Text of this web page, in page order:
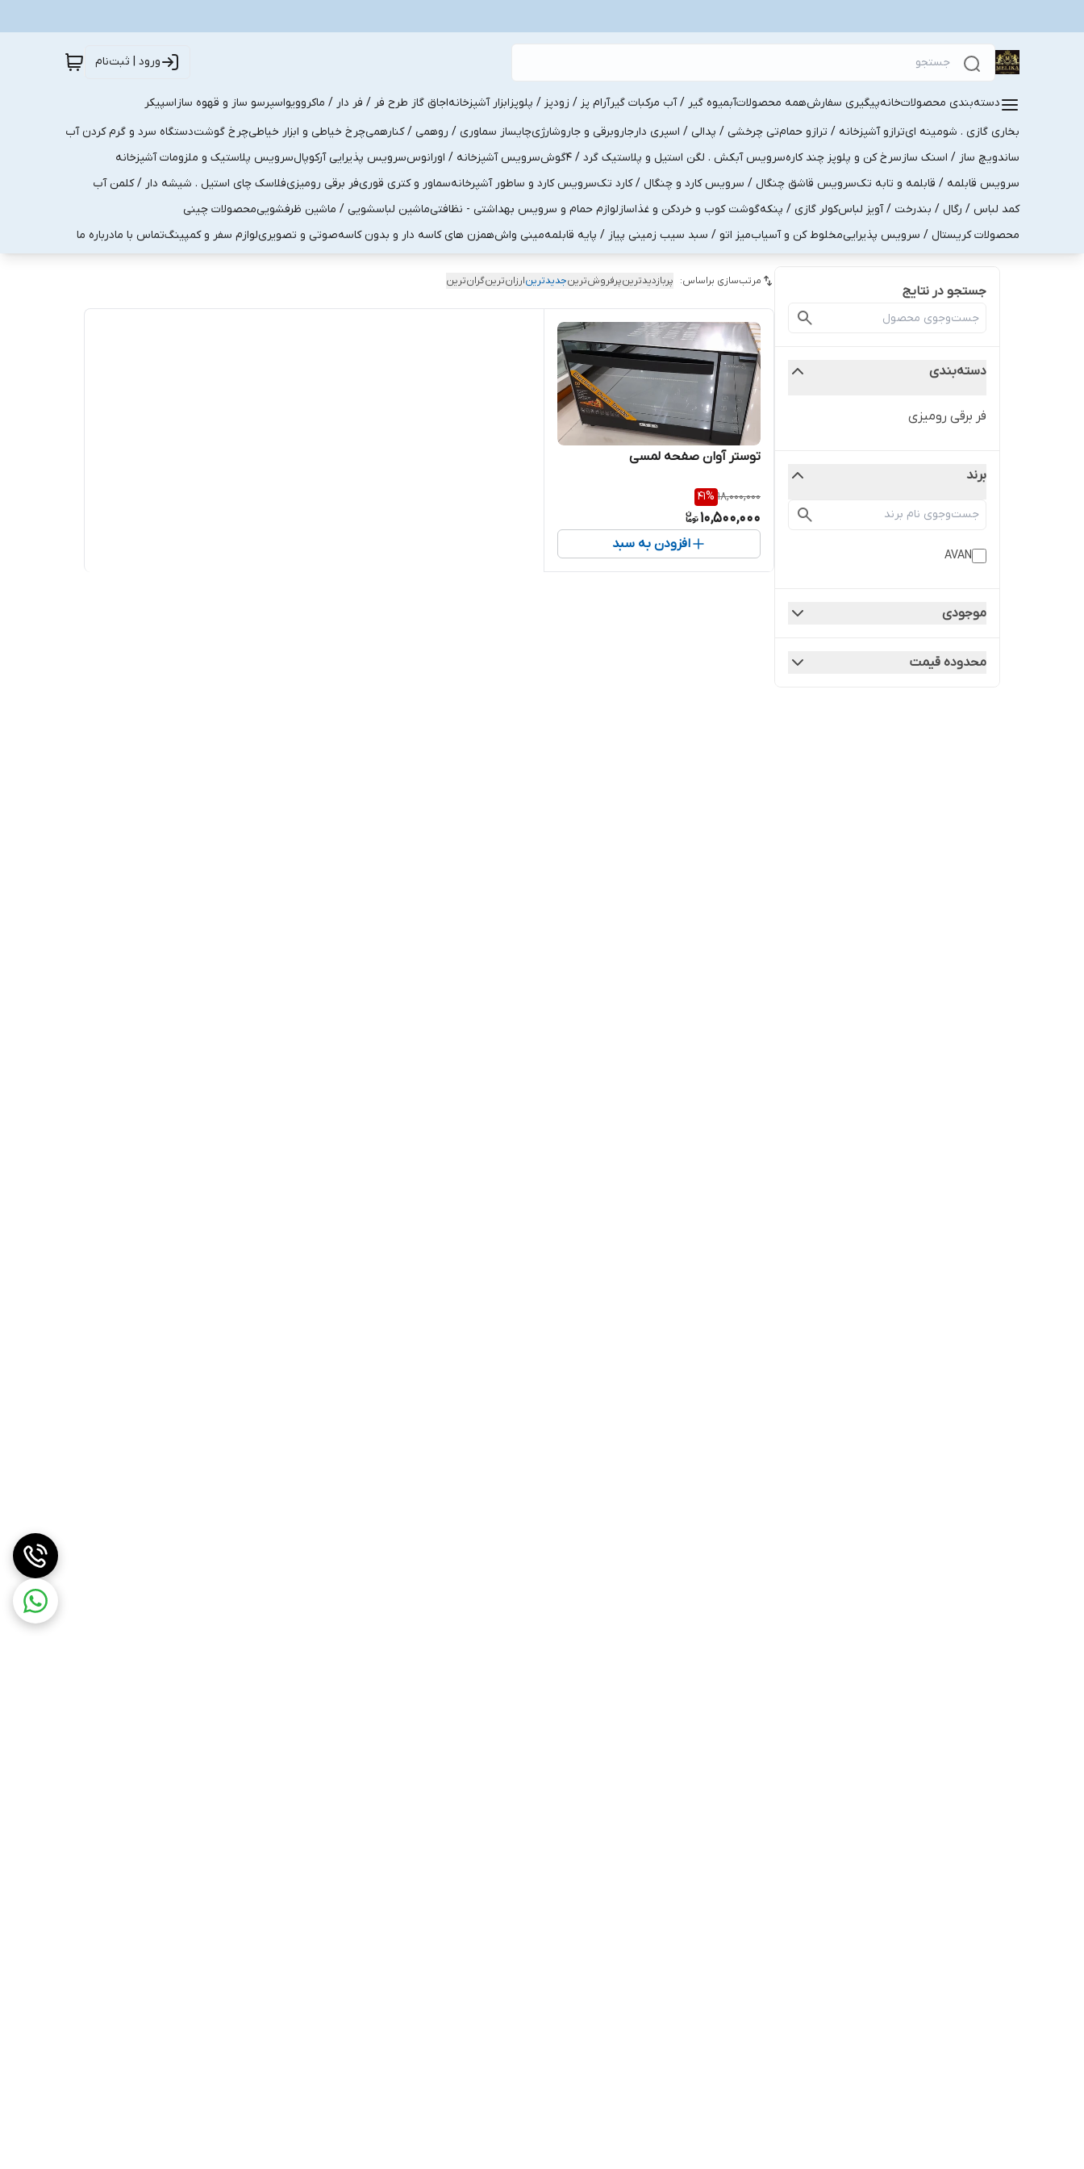
ورود | ثبت‌نام
دسته‌بندی محصولاتخانهپیگیری سفارشهمه محصولاتآبمیوه گیر / آب مرکبات گیرآرام پز / زودپز / پلوپزابزار آشپزخانهاجاق گاز طرح فر / فر دار / ماکروویواسپرسو ساز و قهوه سازاسپیکر
بخاری گازی . شومینه ایترازو آشپزخانه / ترازو حمامتی چرخشی / پدالی / اسپری دارجاروبرقی و جاروشارژیچایساز سماوری / روهمی / کنارهمیچرخ خیاطی و ابزار خیاطیچرخ گوشتدستگاه سرد و گرم کردن آب
ساندویچ ساز / اسنک سازسرخ کن و پلوپز چند کارهسرویس آبکش . لگن استیل و پلاستیک گرد / 4گوش سرویس آشپزخانه / اورانوسسرویس پذیرایی آرکوپالسرویس پلاستیک و ملزومات آشپزخانه
سرویس قابلمه / قابلمه و تابه تکسرویس قاشق چنگال / سرویس کارد و چنگال / کارد تکسرویس کارد و ساطور آشپرخانهسماور و کتری قوریفر برقی رومیزیفلاسک چای استیل . شیشه دار / کلمن آب
کمد لباس / رگال / بندرخت / آویز لباسکولر گازی / پنکهگوشت کوب و خردکن و غذاسازلوازم حمام و سرویس بهداشتی - نظافتیماشین لباسشویی / ماشین ظرفشوییمحصولات چینی
محصولات کریستال / سرویس پذیراییمخلوط کن و آسیابمیز اتو / سبد سیب زمینی پیاز / پایه قابلمهمینی واشهمزن های کاسه دار و بدون کاسهصوتی و تصویریلوازم سفر و کمپینگتماس با مادرباره ما
جستجو در نتایج
دسته‌بندی
فر برقی رومیزی
برند
AVAN
موجودی
محدوده قیمت
مرتب‌سازی براساس: پربازدیدترینپرفروش‌ترینجدیدترینارزان‌ترینگران‌ترین
توستر آوان صفحه لمسی
18,000,000
41%
10,500,000
افزودن به سبد